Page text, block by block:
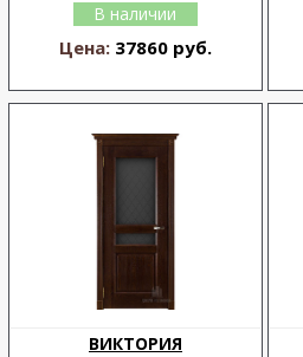
В наличии
Цена: 37860 руб.
ВИКТОРИЯ